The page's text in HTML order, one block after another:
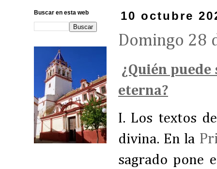
10 octubre
Domingo 28
¿Quién
eterna?
I. Los textos
divina. En la
sagrado pone
Buscar en esta web